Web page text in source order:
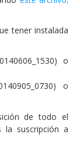
tener instalada
o
o
de todo el
suscripción a